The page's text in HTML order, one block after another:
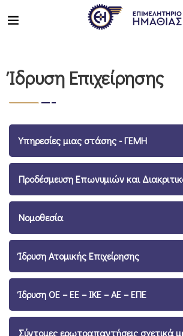
Ίδρυση Επιχείρησης
Υπηρεσίες μιας στάσης - ΓΕΜΗ
Προδέσμευση Επωνυμιών και
Νομοθεσία
Ίδρυση Ατομικής Επιχείρησης
Ίδρυση ΟΕ – ΕΕ – ΙΚΕ – ΑΕ – ΕΠΕ
Σύντομες ερωτοαπαντήσεις σχετικά